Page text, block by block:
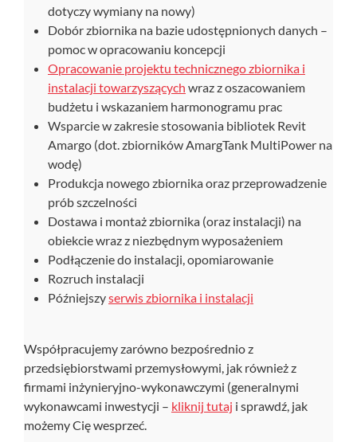
dotyczy wymiany na nowy)
Dobór zbiornika na bazie udostępnionych danych –
pomoc w opracowaniu koncepcji
Opracowanie projektu technicznego zbiornika i
instalacji towarzyszących wraz z oszacowaniem
budżetu i wskazaniem harmonogramu prac
Wsparcie w zakresie stosowania bibliotek Revit
Amargo (dot. zbiorników AmargTank MultiPower na
wodę)
Produkcja nowego zbiornika oraz przeprowadzenie
prób szczelności
Dostawa i montaż zbiornika (oraz instalacji) na
obiekcie wraz z niezbędnym wyposażeniem
Podłączenie do instalacji, opomiarowanie
Rozruch instalacji
Późniejszyserwis zbiornika i instalacji
Współpracujemy zarówno bezpośrednio z
przedsiębiorstwami przemysłowymi, jak również z
firmami inżynieryjno-wykonawczymi (generalnymi
wykonawcami inwestycji – kliknij tutaj i sprawdź, jak
możemy Cię wesprzeć.